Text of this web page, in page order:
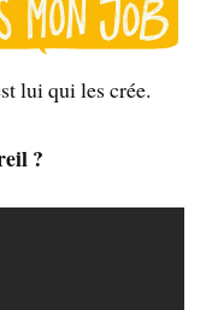
lui qui les crée.
?